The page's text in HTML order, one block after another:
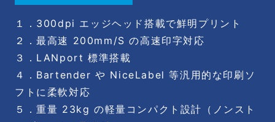
１．300dpi エッジヘッド搭載で鮮明プリント
２．最高速 200mm/S の高速印字対応
３．LANport 標準搭載
４．Bartender や NiceLabel 等汎用的な印刷ソ
フトに柔軟対応
５．重量 23kg の軽量コンパクト設計（ノンスト